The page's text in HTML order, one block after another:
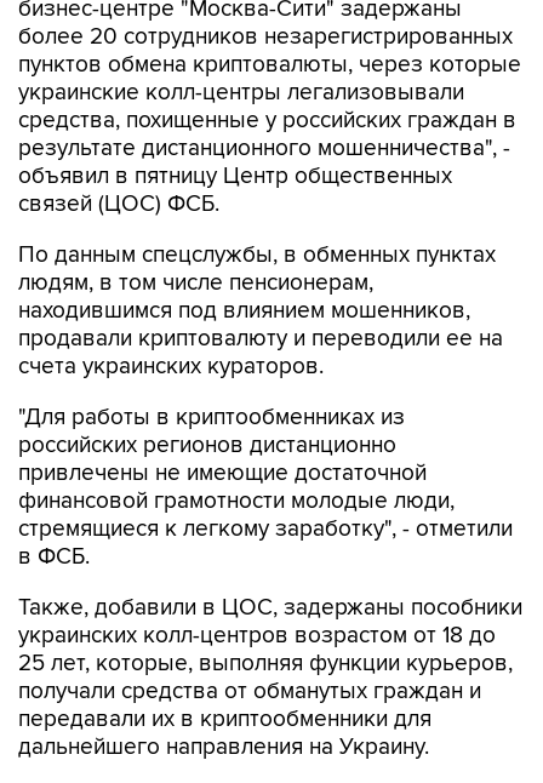
бизнес-центре "Москва-Сити" задержаны
более 20 сотрудников незарегистрированных
пунктов обмена криптовалюты, через которые
украинские колл-центры легализовывали
средства, похищенные у российских граждан в
результате дистанционного мошенничества", -
объявил в пятницу Центр общественных
связей (ЦОС) ФСБ.
По данным спецслужбы, в обменных пунктах
людям, в том числе пенсионерам,
находившимся под влиянием мошенников,
продавали криптовалюту и переводили ее на
счета украинских кураторов.
"Для работы в криптообменниках из
российских регионов дистанционно
привлечены не имеющие достаточной
финансовой грамотности молодые люди,
стремящиеся к легкому заработку", - отметили
в ФСБ.
Также, добавили в ЦОС, задержаны пособники
украинских колл-центров возрастом от 18 до
25 лет, которые, выполняя функции курьеров,
получали средства от обманутых граждан и
передавали их в криптообменники для
дальнейшего направления на Украину.